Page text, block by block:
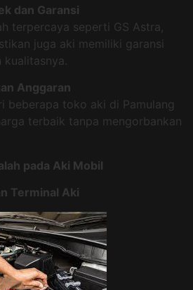
dan Garansi
terpercaya seperti GS Astra,
juga aki memiliki garansi
Anggaran
beberapa toko aki di Pamulang
terbaik tanpa mengorbankan
pada Aki Mobil
Terminal Aki